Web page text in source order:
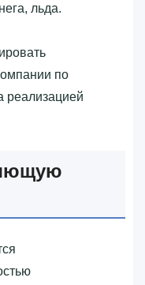
льда.
по
реализацией